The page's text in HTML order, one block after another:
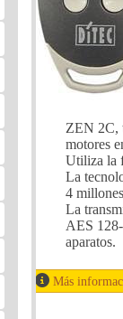
ZEN 2C,
motores
Utiliza la
La
4
La
AES
aparatos.
Más